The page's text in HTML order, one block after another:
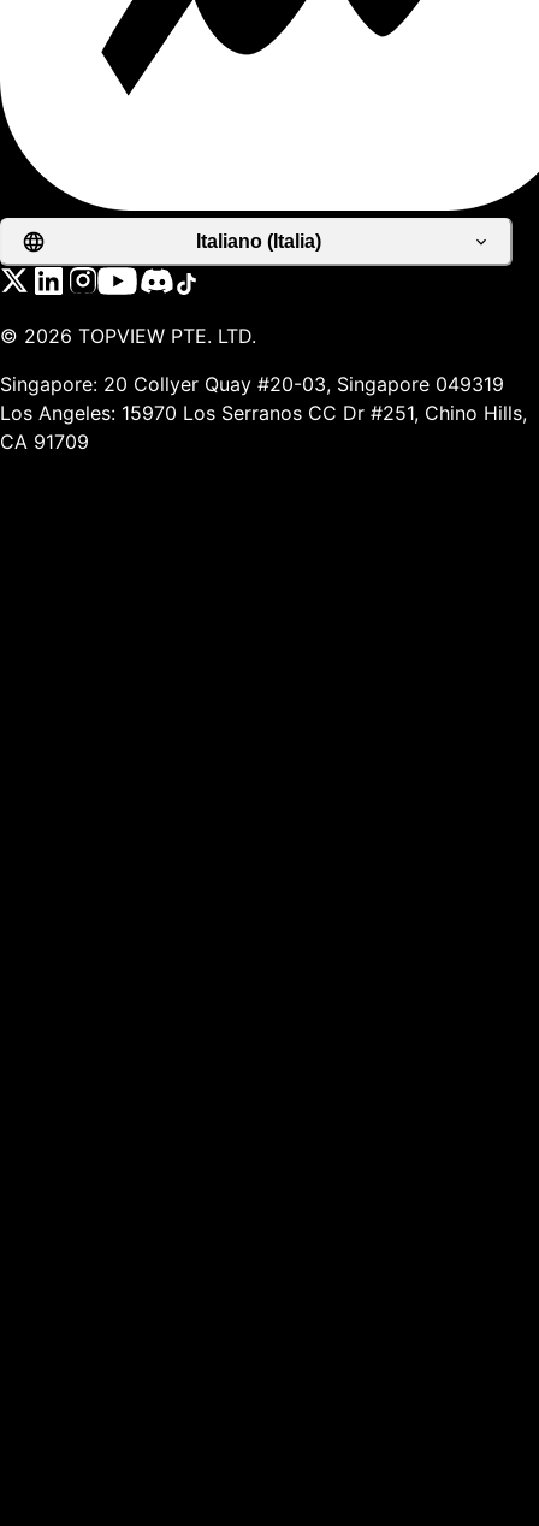
Italiano (Italia)
© 2026 TOPVIEW PTE. LTD.
Singapore: 20 Collyer Quay #20-03, Singapore 049319
Los Angeles: 15970 Los Serranos CC Dr #251, Chino Hills,
CA 91709